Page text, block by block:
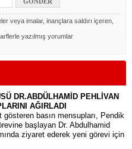
veya imalar, inançlara saldırı içeren,
yazılmış yorumlar
DR.ABDÜLHAMİD PEHLİVAN
AĞIRLADI
gösteren basın mensupları, Pendik
başlayan Dr. Abdulhamid
ziyaret ederek yeni görevi için